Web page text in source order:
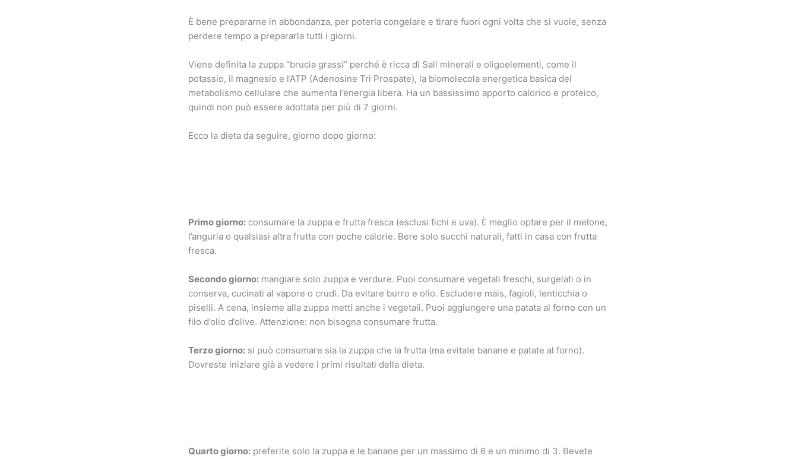
È bene prepararne in abbondanza, per poterla congelare e tirare fuori ogni volta che si vuole, senza
perdere tempo a prepararla tutti i giorni.
Viene definita la zuppa “brucia grassi” perché è ricca di Sali minerali e oligoelementi, come il
potassio, il magnesio e l’ATP (Adenosine Tri Prospate), la biomolecola energetica basica del
metabolismo cellulare che aumenta l’energia libera. Ha un bassissimo apporto calorico e proteico,
quindi non può essere adottata per più di 7 giorni.
Ecco la dieta da seguire, giorno dopo giorno:
Primo giorno: consumare la zuppa e frutta fresca (esclusi fichi e uva). È meglio optare per il melone,
l’anguria o qualsiasi altra frutta con poche calorie. Bere solo succhi naturali, fatti in casa con frutta
fresca.
Secondo giorno: mangiare solo zuppa e verdure. Puoi consumare vegetali freschi, surgelati o in
conserva, cucinati al vapore o crudi. Da evitare burro e olio. Escludere mais, fagioli, lenticchia o
piselli. A cena, insieme alla zuppa metti anche i vegetali. Puoi aggiungere una patata al forno con un
filo d’olio d’olive. Attenzione: non bisogna consumare frutta.
Terzo giorno: si può consumare sia la zuppa che la frutta (ma evitate banane e patate al forno).
Dovreste iniziare già a vedere i primi risultati della dieta.
Quarto giorno: preferite solo la zuppa e le banane per un massimo di 6 e un minimo di 3. Bevete